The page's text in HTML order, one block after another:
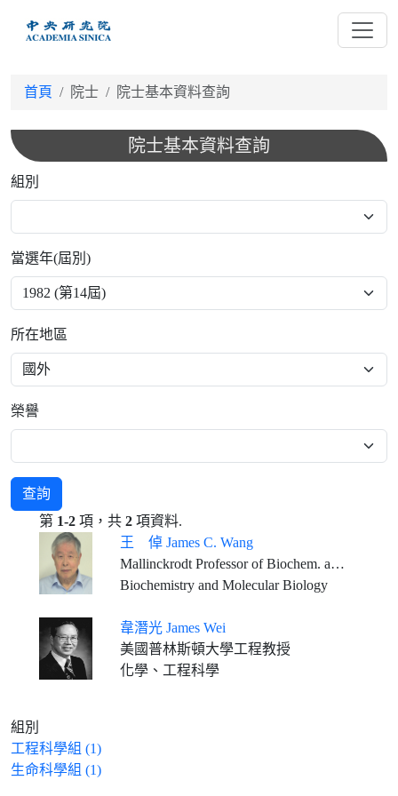
首頁 院士 院士基本資料查詢
院士基本資料查詢
組別
當選年(屆別)
所在地區
榮譽
查詢
第 1-2 項，共 2 項資料.
王 倬 James C. Wang
Mallinckrodt Professor of Biochem. and Molecular Biology, Emeritus, Harvard University
Biochemistry and Molecular Biology
韋潛光 James Wei
美國普林斯頓大學工程教授
化學、工程科學
組別
工程科學組 (1)
生命科學組 (1)